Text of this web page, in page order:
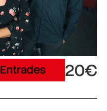
Entrades 20€